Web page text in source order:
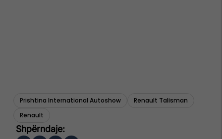
Prishtina International Autoshow
Renault Talisman
Renault